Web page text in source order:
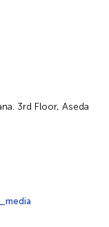
3rd Floor, Aseda